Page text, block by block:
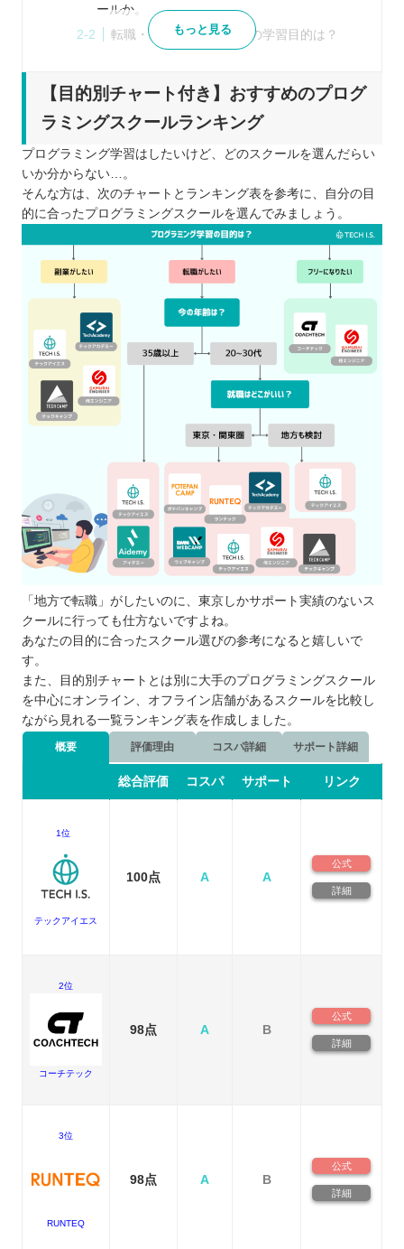
ールか。
転職・就職・副業あなたの学習目的は？
を見極めよう
最新版｜プログラミングスクールおすすめ9選！目
的別に紹介！
令和の時代にプログラミング学習がおすすめの理由
求人数に対してエンジニアの不足
40代以上の転職でもスキルがあることで次
のステップを狙える
小学校でもプログラミング学習が必修
時間や場所に縛られずに働きやすい
業務効率改善へ向けて、DX化を進める企業
が増えている
プログラミングスクールの闇・裏話
プログラミングスクールの転職保証につい
て
自分の住んでるエリアでプログラミングスクールを
探したい⭐️
北海道 / 東北
関東
近畿
中国
もっと見る
【目的別チャート付き】おすすめのプログ
ラミングスクールランキング
プログラミング学習はしたいけど、どのスクールを選んだらい
いか分からない…。
そんな方は、次のチャートとランキング表を参考に、自分の目
的に合ったプログラミングスクールを選んでみましょう。
「地方で転職」がしたいのに、東京しかサポート実績のないス
クールに行っても仕方ないですよね。
あなたの目的に合ったスクール選びの参考になると嬉しいで
す。
また、目的別チャートとは別に大手のプログラミングスクール
を中心にオンライン、オフライン店舗があるスクールを比較し
ながら見れる一覧ランキング表を作成しました。
概要 評価理由 コスパ詳細 サポート詳細
総合評価 コスパ サポート リンク
1位
テックアイエス
100点 A A
公式
詳細
2位
コーチテック
98点 A B
公式
詳細
3位
RUNTEQ
98点 A B
公式
詳細